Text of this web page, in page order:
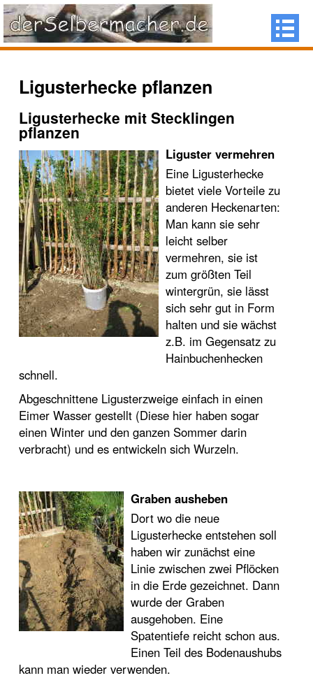
Ligusterhecke pflanzen
Ligusterhecke mit Stecklingen
pflanzen
Liguster vermehren
Eine Ligusterhecke
bietet viele Vorteile zu
anderen Heckenarten:
Man kann sie sehr
leicht selber
vermehren, sie ist
zum größten Teil
wintergrün, sie lässt
sich sehr gut in Form
halten und sie wächst
z.B. im Gegensatz zu
Hainbuchenhecken
schnell.
Abgeschnittene Ligusterzweige einfach in einen
Eimer Wasser gestellt (Diese hier haben sogar
einen Winter und den ganzen Sommer darin
verbracht) und es entwickeln sich Wurzeln.
Graben ausheben
Dort wo die neue
Ligusterhecke entstehen soll
haben wir zunächst eine
Linie zwischen zwei Pflöcken
in die Erde gezeichnet. Dann
wurde der Graben
ausgehoben. Eine
Spatentiefe reicht schon aus.
Einen Teil des Bodenaushubs
kann man wieder verwenden.